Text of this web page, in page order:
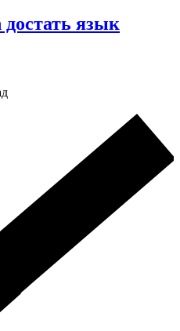
язык